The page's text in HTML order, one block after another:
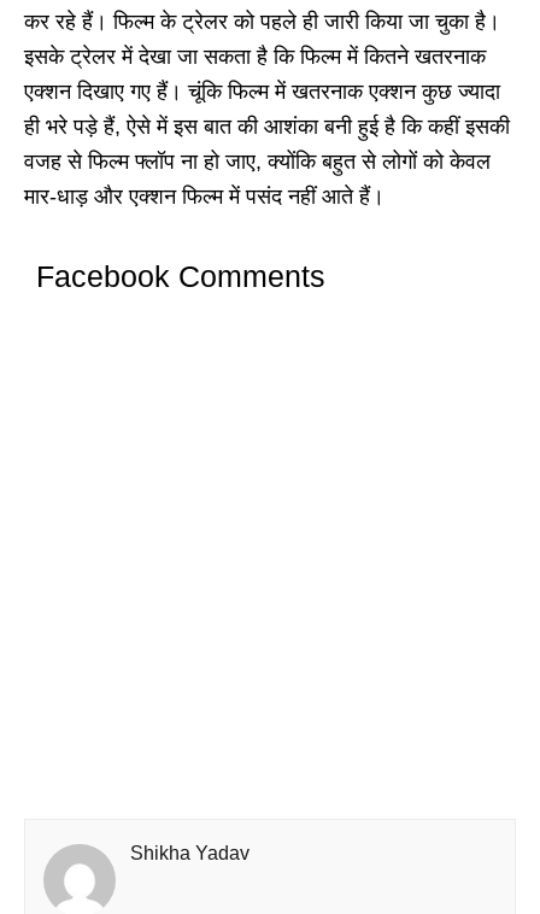
कर रहे हैं। फिल्म के ट्रेलर को पहले ही जारी किया जा चुका है।
इसके ट्रेलर में देखा जा सकता है कि फिल्म में कितने खतरनाक
एक्शन दिखाए गए हैं। चूंकि फिल्म में खतरनाक एक्शन कुछ ज्यादा
ही भरे पड़े हैं, ऐसे में इस बात की आशंका बनी हुई है कि कहीं इसकी
वजह से फिल्म फ्लॉप ना हो जाए, क्योंकि बहुत से लोगों को केवल
मार-धाड़ और एक्शन फिल्म में पसंद नहीं आते हैं।
Facebook Comments
Shikha Yadav